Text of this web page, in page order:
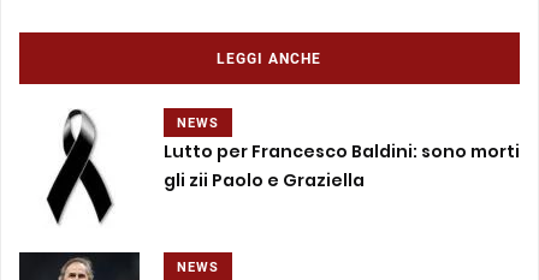
LEGGI ANCHE
NEWS
Lutto per Francesco Baldini: sono morti
gli zii Paolo e Graziella
NEWS